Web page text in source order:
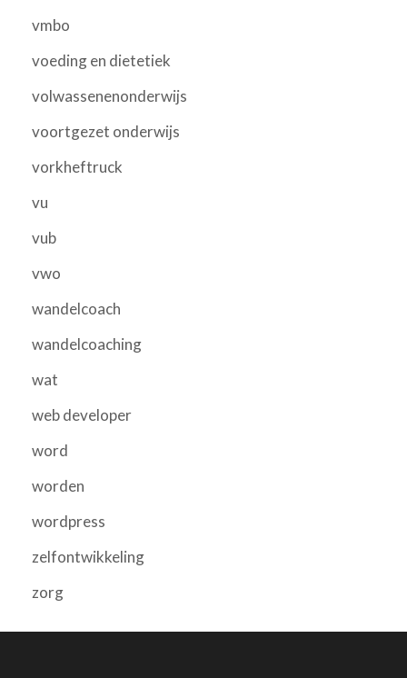
vmbo
voeding en dietetiek
volwassenenonderwijs
voortgezet onderwijs
vorkheftruck
vu
vub
vwo
wandelcoach
wandelcoaching
wat
web developer
word
worden
wordpress
zelfontwikkeling
zorg